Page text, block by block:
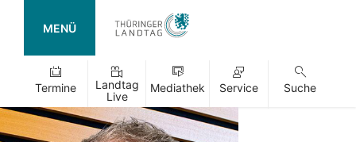
MENÜ
Termine
Landtag
Live
Mediathek Service Suche